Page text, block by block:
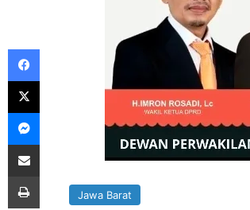
Jawa Barat